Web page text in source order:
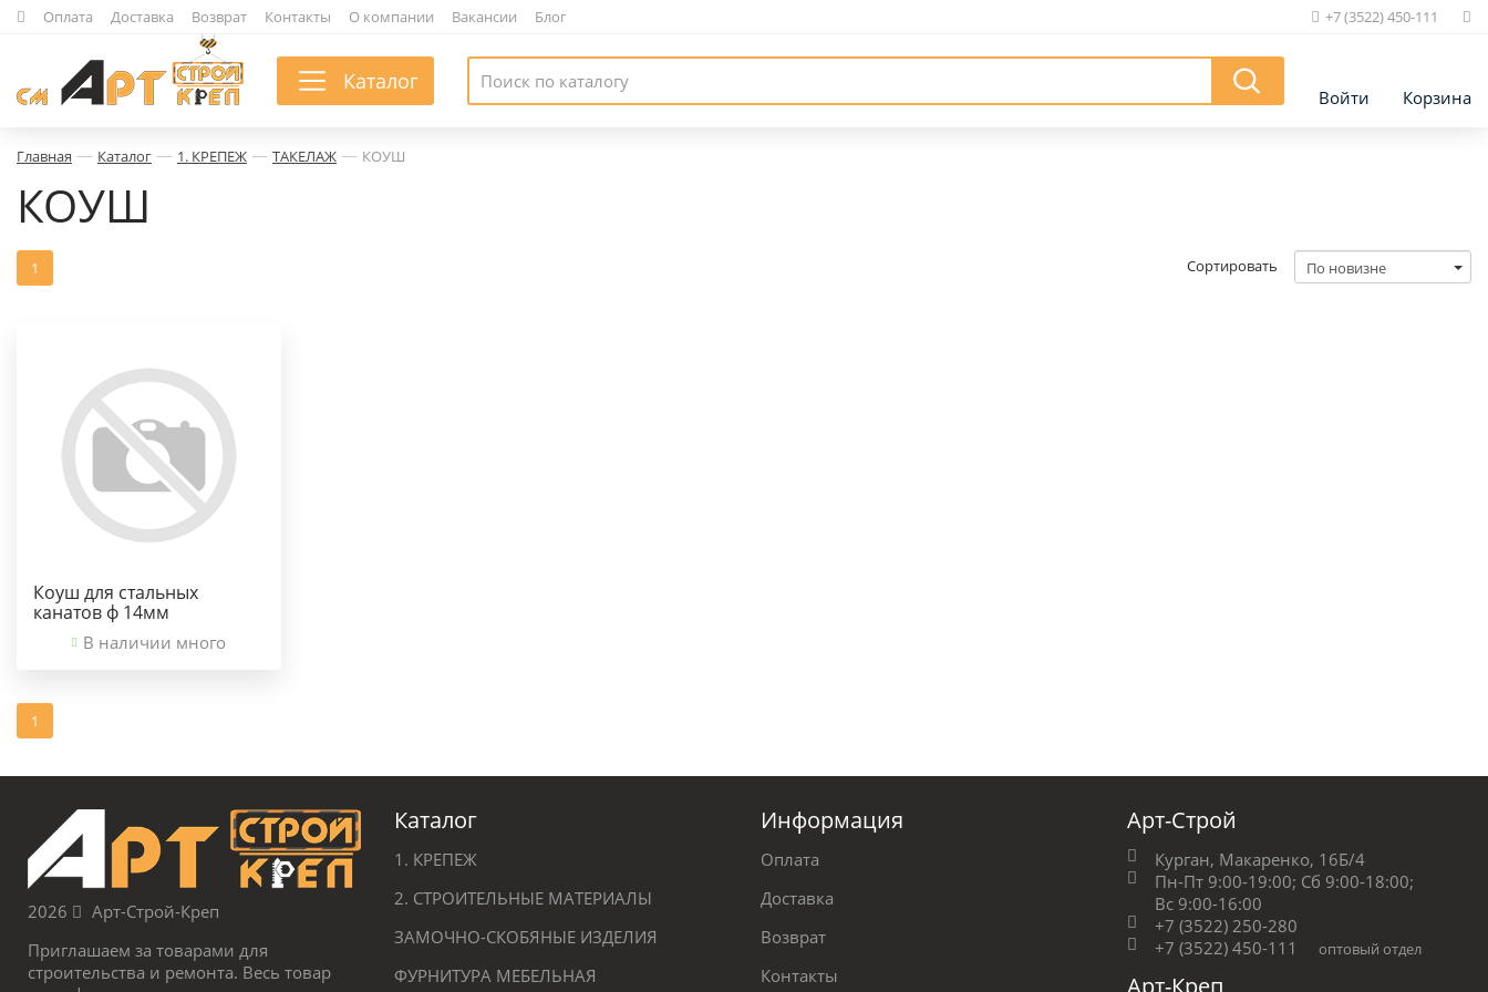
Оплата Доставка Возврат Контакты О компании Вакансии Блог +7 (3522) 450-111
Каталог
Войти Корзина
Главная — Каталог — 1. КРЕПЕЖ — ТАКЕЛАЖ — КОУШ
КОУШ
1 Сортировать
Коуш для стальных
канатов ф 14мм
В наличии много
1
2026
Арт-Строй-Креп
Приглашаем за товарами для
строительства и ремонта. Весь товар
Каталог
1. КРЕПЕЖ
2. СТРОИТЕЛЬНЫЕ МАТЕРИАЛЫ
ЗАМОЧНО-СКОБЯНЫЕ ИЗДЕЛИЯ
ФУРНИТУРА МЕБЕЛЬНАЯ
Информация
Оплата
Доставка
Возврат
Контакты
Арт-Строй
Курган, Макаренко, 16Б/4
Пн-Пт 9:00-19:00; Сб 9:00-18:00;
Вс 9:00-16:00
+7 (3522) 250-280
+7 (3522) 450-111
оптовый отдел
Арт-Креп